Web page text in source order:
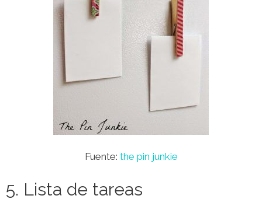
Fuente: the pin junkie
5. Lista de tareas